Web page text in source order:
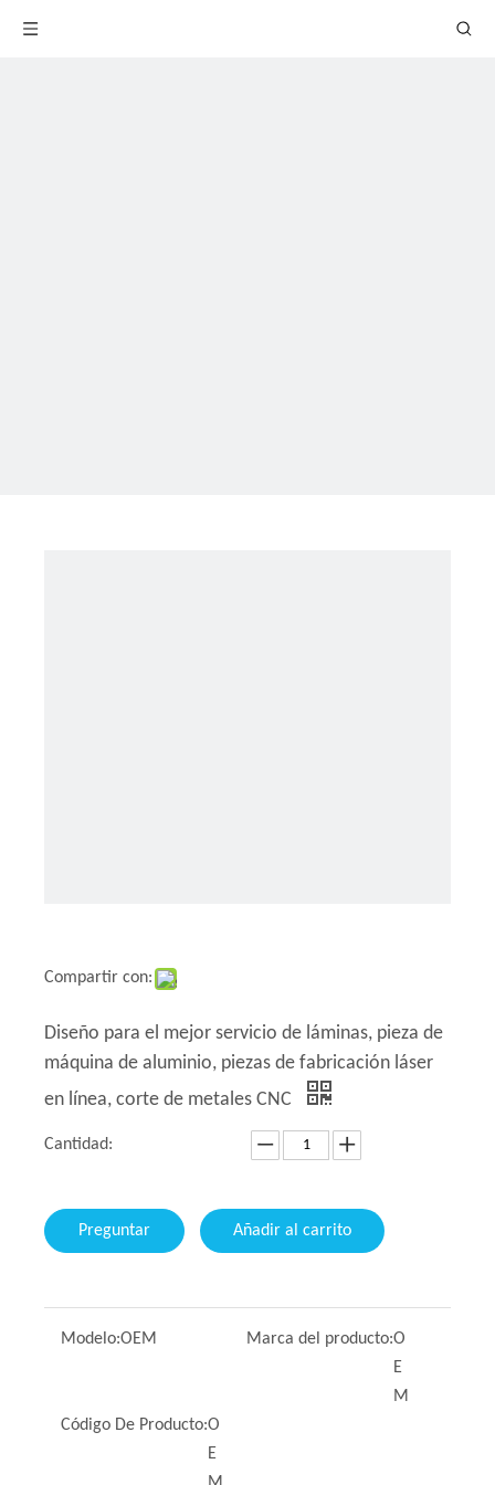
Compartir con:
Diseño para el mejor servicio de láminas, pieza de
máquina de aluminio, piezas de fabricación láser
en línea, corte de metales CNC
Cantidad:
Preguntar Añadir al carrito
Modelo:OEM Marca del producto:O
E
M
Código De Producto:O
E